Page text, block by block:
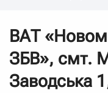
ВАТ
ЗБВ», смт.
Заводська